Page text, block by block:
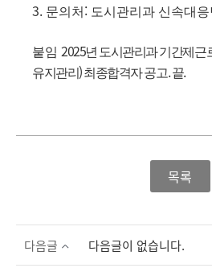
3. 문의처 : 도시관리과 신속대응
붙임 2025년 도시관리과 기간제근
유지관리)최종합격자 공고.끝.
목록
다음글 다음글이 없습니다.